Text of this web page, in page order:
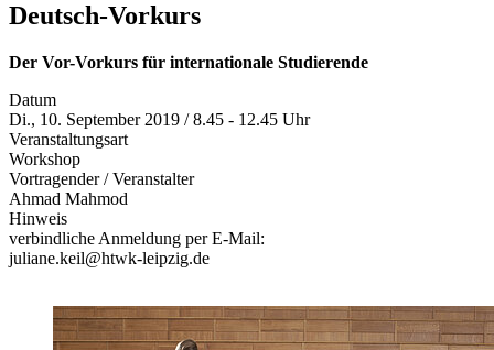
Deutsch-Vorkurs
Der Vor-Vorkurs für internationale Studierende
Datum
Di., 10. September 2019 / 8.45 - 12.45 Uhr
Veranstaltungsart
Workshop
Vortragender / Veranstalter
Ahmad Mahmod
Hinweis
verbindliche Anmeldung per E-Mail:
juliane.keil@htwk-leipzig.de